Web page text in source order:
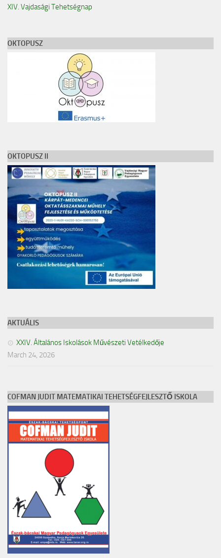
működtetése (2023-1-HU01-KA220-SCH-000152750)
Felhívás
Külhoni pedagógusigazolvány
XIV. Vajdasági Tehetségnap
OKTOPUSZ
OKTOPUSZ II
AKTUÁLIS
XXIV. Általános Iskolások Művészeti Vetélkedője
March 24, 2026
COFMAN JUDIT MATEMATIKAI TEHETSÉGFEJLESZTŐ ISKOLA